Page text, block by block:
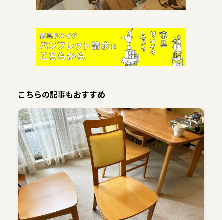
こちらの記事もおすすめ